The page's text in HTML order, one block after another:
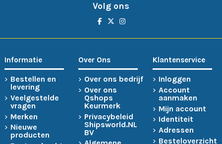
Volg ons
Informatie
Bestellen en
levering
Veelgestelde
vragen
Merken
Nieuwe
producten
Over Ons
Over ons bedrijf
Over ons
Qshops
Keurmerk
Privacybeleid
Shipsworld.NL
BV
Klantenservice
Inloggen
Account
aanmaken
Mijn account
Identiteit
Adressen
Besteloverzicht